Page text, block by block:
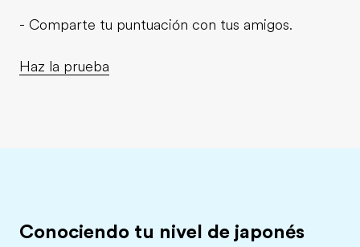
- Comparte tu puntuación con tus amigos.
Haz la prueba
Conociendo tu nivel de japonés